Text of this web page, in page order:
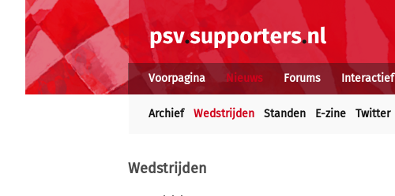
Voorpagina Nieuws Forums Interactief
Archief Wedstrijden Standen E-zine Twitter
Wedstrijden